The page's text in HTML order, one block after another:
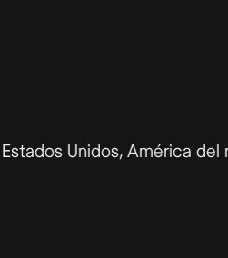
América del norte